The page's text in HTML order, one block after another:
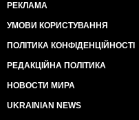
РЕКЛАМА
УМОВИ КОРИСТУВАННЯ
ПОЛІТИКА КОНФІДЕНЦІЙНОСТІ
РЕДАКЦІЙНА ПОЛІТИКА
НОВОСТИ МИРА
UKRAINIAN NEWS